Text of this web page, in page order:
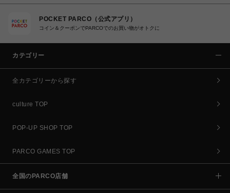
POCKET PARCO（公式アプリ）
コイン＆クーポンでPARCOでのお買い物がオトクに
カテゴリー
全カテゴリーから探す
culture TOP
POP-UP SHOP TOP
PARCO GAMES TOP
全国のPARCO店舗